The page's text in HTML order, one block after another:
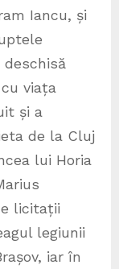
Iancu, și
viața
și a
de la Cluj
lui Horia
licitații
legiunii
iar în